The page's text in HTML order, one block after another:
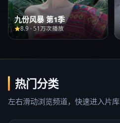
九份风暴 第1季
8.9 · 51万次播放
热门分类
左右滑动浏览频道，快速进入片库